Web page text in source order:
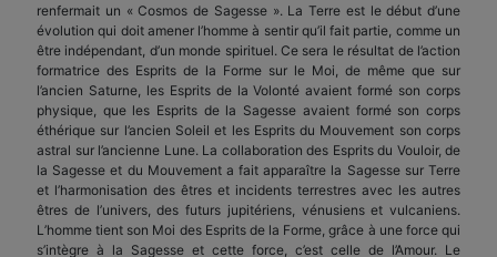
renfermait un « Cosmos de Sagesse ». La Terre est le début d’une
évolution qui doit amener l’homme à sentir qu’il fait partie, comme un
être indépendant, d’un monde spirituel. Ce sera le résultat de l’action
formatrice des Esprits de la Forme sur le Moi, de même que sur
l’ancien Saturne, les Esprits de la Volonté avaient formé son corps
physique, que les Esprits de la Sagesse avaient formé son corps
éthérique sur l’ancien Soleil et les Esprits du Mouvement son corps
astral sur l’ancienne Lune. La collaboration des Esprits du Vouloir, de
la Sagesse et du Mouvement a fait apparaître la Sagesse sur Terre
et l’harmonisation des êtres et incidents terrestres avec les autres
êtres de l’univers, des futurs jupitériens, vénusiens et vulcaniens.
L’homme tient son Moi des Esprits de la Forme, grâce à une force qui
s’intègre à la Sagesse et cette force, c’est celle de l’Amour. Le